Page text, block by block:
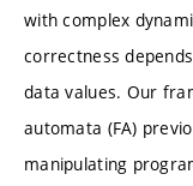
with complex
correctness
data values. Our
automata (FA)
manipulating